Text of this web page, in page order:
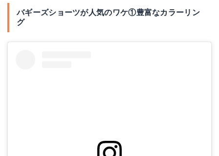
バギーズショーツが人気のワケ①豊富なカラーリン
グ